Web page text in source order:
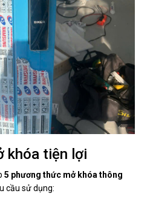
khóa tiện lợi
5 phương thức mở khóa thông
cầu sử dụng: